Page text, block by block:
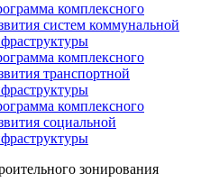
комплексного
систем коммунальной
комплексного
транспортной
комплексного
социальной
зонирования